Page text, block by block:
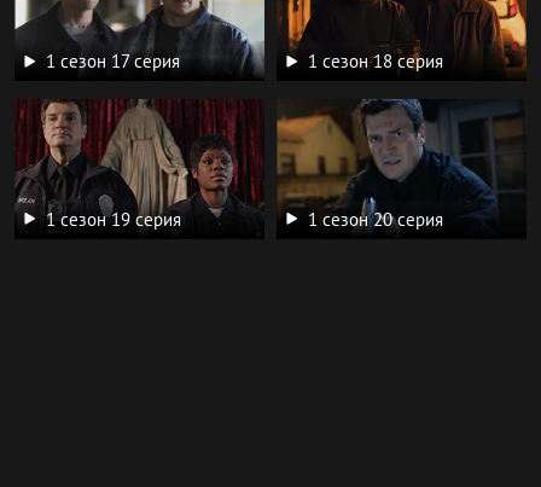
1 сезон 17 серия 1 сезон 18 серия
1 сезон 19 серия 1 сезон 20 серия